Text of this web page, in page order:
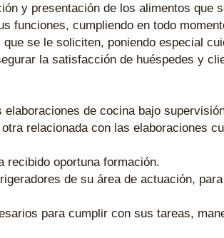
y presentación de los alimentos que
funciones, cumpliendo en todo
se le soliciten, poniendo especial
la satisfacción de huéspedes y
de cocina bajo
relacionada con las elaboraciones
recibido oportuna formación.
de su área de actuación,
para cumplir con sus tareas,